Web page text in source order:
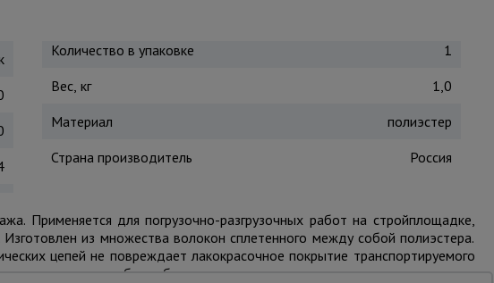
Количество в упаковке
1
Вес, кг
1,0
Материал
полиэстер
Страна производитель
Россия
Применяется для погрузочно-разгрузочных работ на стройплощадке,
из множества волокон сплетенного между собой полиэстера.
цепей не повреждает лакокрасочное покрытие транспортируемого
практических любых габаритов.